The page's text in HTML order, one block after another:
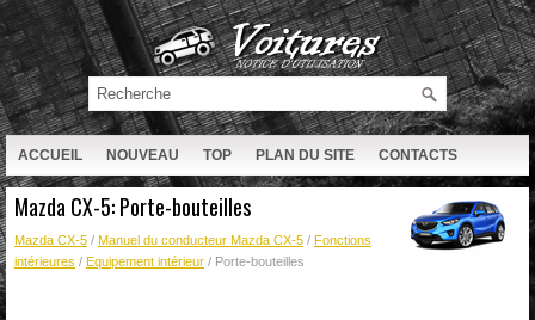
ACCUEIL NOUVEAU TOP PLAN DU SITE CONTACTS
RECHERCHE
Mazda CX-5: Porte-bouteilles
Mazda CX-5 / Manuel du conducteur Mazda CX-5 / Fonctions
intérieures / Equipement intérieur / Porte-bouteilles